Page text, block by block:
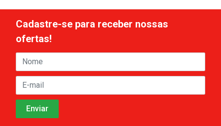
Cadastre-se para receber nossas
ofertas!